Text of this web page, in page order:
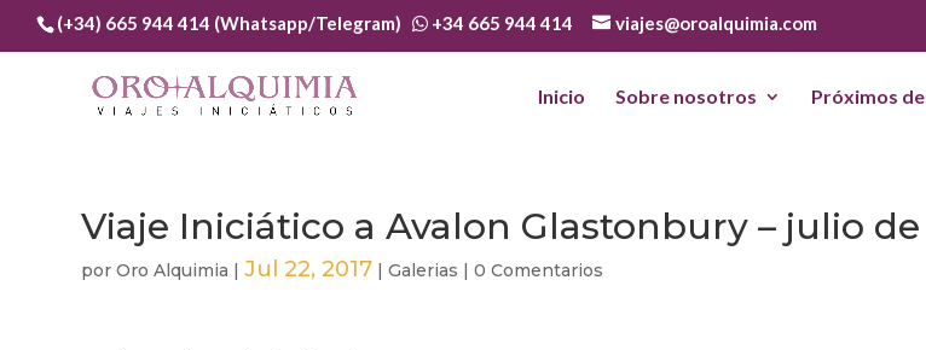
(+34) 665 944 414 (Whatsapp/Telegram) +34 665 944 414 viajes@oroalquimia.com
Inicio Sobre nosotros Próximos
Viaje Iniciático a Avalon Glastonbury – julio de
porOro Alquimia |Jul 22, 2017 |Galerias |0 Comentarios